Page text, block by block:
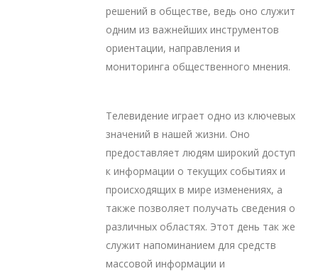
решений в обществе, ведь оно служит
одним из важнейших инструментов
ориентации, направления и
мониторинга общественного мнения.
Телевидение играет одно из ключевых
значений в нашей жизни. Оно
предоставляет людям широкий доступ
к информации о текущих событиях и
происходящих в мире изменениях, а
также позволяет получать сведения о
различных областях. Этот день так же
служит напоминанием для средств
массовой информации и